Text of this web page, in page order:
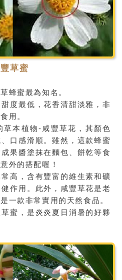
草蜜
蜂蜜最為知名。
度最低，花香清甜淡雅，非
用。
草本植物-咸豐草花，其顏色
口感滑順。雖然，這款蜂蜜
果醬塗抹在麵包、餅乾等食
外的搭配喔！
高，含有豐富的維生素和礦
作用。此外，咸豐草花是老
一款非常實用的天然食品。
蜜，是炎炎夏日消暑的好夥